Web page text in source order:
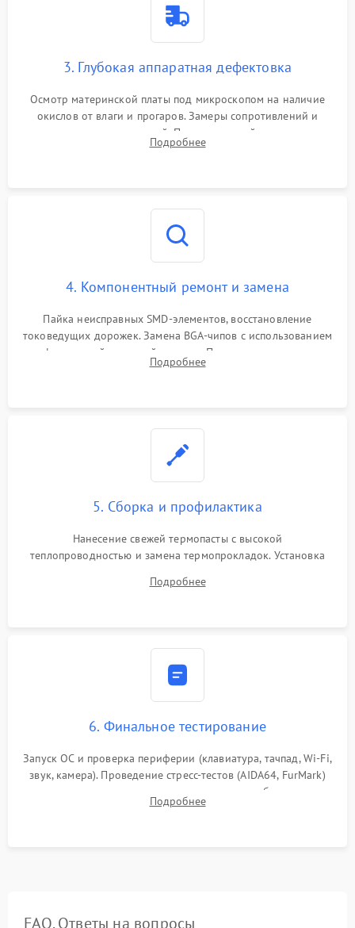
3. Глубокая аппаратная дефектовка
Осмотр материнской платы под микроскопом на наличие
окислов от влаги и прогаров. Замеры сопротивлений и
дежурных напряжений. Проверка цепей питания,
мультиконтроллера, процессора и видеочипа.
Подробнее
4. Компонентный ремонт и замена
Пайка неисправных SMD-элементов, восстановление
токоведущих дорожек. Замена BGA-чипов с использованием
инфракрасной паяльной станции. Прошивка микросхемы
BIOS или замена поврежденных портов USB
Подробнее
5. Сборка и профилактика
Нанесение свежей термопасты с высокой
теплопроводностью и замена термопрокладок. Установка
шлейфов, модулей памяти и накопителей. Предварительная
Подробнее
6. Финальное тестирование
Запуск ОС и проверка периферии (клавиатура, тачпад, Wi-Fi,
звук, камера). Проведение стресс-тестов (AIDA64, FurMark)
для контроля температурного режима и стабильности
системы под пиковой нагрузкой.
Подробнее
FAQ. Ответы на вопросы